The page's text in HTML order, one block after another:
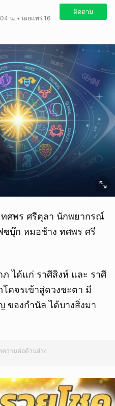
น. • เผยแพร่ 16
ติดตาม
ศพร ศรีตุลา นักพยากรณ์
บุ๊ก หมอช้าง ทศพร ศรี
ได้แก่ ราศีสิงห์ และ ราศี
คจรเข้าสู่ดวงชะตา มี
ของกำนัล ได้บางสิ่งมา
วามต่อด้านล่าง